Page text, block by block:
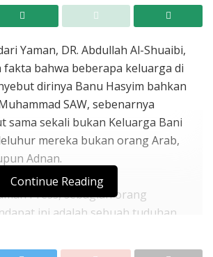
Yaman, DR. Abdullah Al-Shuaibi,
bahwa beberapa keluarga di
dirinya Banu Hasyim bahkan
SAW, sebenarnya
sama sekali bukan Keluarga Bani
mereka bukan orang Arab,
Adnan.
Press, sebagian orang
ini adalah sebuah tuduhan
pegangan di dunia Arab.
Continue Reading